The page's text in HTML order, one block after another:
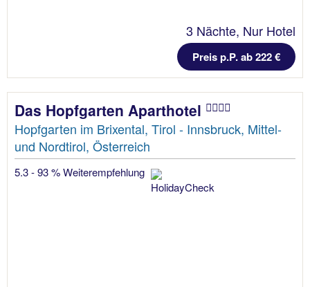
3 Nächte, Nur Hotel
Preis p.P. ab 222 €
Das Hopfgarten Aparthotel
Hopfgarten im Brixental, Tirol - Innsbruck, Mittel-
und Nordtirol, Österreich
5.3 - 93 % Weiterempfehlung